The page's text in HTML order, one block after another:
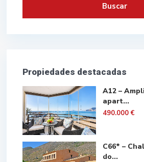
Buscar
Propiedades destacadas
A12 –
apart...
490.000 €
C66* –
do...